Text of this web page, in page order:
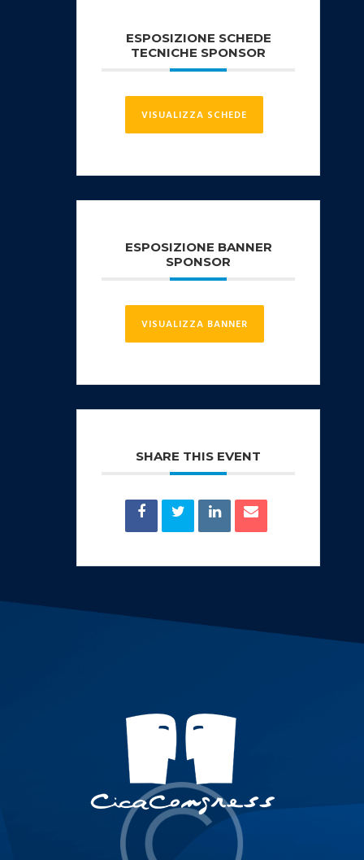
ESPOSIZIONE SCHEDE
TECNICHE SPONSOR
VISUALIZZA SCHEDE
ESPOSIZIONE BANNER
SPONSOR
VISUALIZZA BANNER
SHARE THIS EVENT